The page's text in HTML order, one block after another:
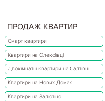
ПРОДАЖ КВАРТИР
Смарт квартири
Квартири на Олексіївці
Двокімнатні квартири на Салтівці
Квартири на Нових Домах
Квартири на Залютіно